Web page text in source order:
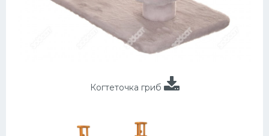
Когтеточка гриб